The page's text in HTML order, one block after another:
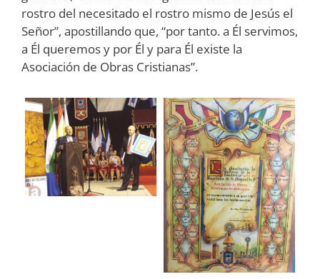
rostro del necesitado el rostro mismo de Jesús el
Señor”, apostillando que, “por tanto. a Él servimos,
a Él queremos y por Él y para Él existe la
Asociación de Obras Cristianas”.